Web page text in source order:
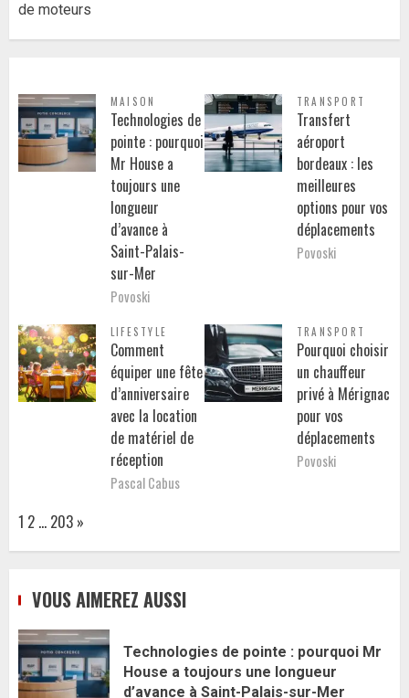
de moteurs
MAISON
Technologies de
pointe : pourquoi
Mr House a
toujours une
longueur
d’avance à
Saint-Palais-
sur-Mer
Povoski
TRANSPORT
Transfert
aéroport
bordeaux : les
meilleures
options pour vos
déplacements
Povoski
LIFESTYLE
Comment
équiper une fête
d’anniversaire
avec la location
de matériel de
réception
Pascal Cabus
TRANSPORT
Pourquoi choisir
un chauffeur
privé à Mérignac
pour vos
déplacements
Povoski
Page:
1 2 … 203 Next
»
VOUS AIMEREZ AUSSI
Technologies de pointe : pourquoi Mr
House a toujours une longueur
d’avance à Saint-Palais-sur-Mer